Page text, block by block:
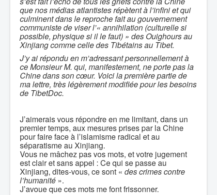
que nos médias atlantistes répètent à l’infini et qui
culminent dans le reproche fait au gouvernement
communiste de viser l’« annihilation (culturelle si
possible, physique si il le faut) » des Ouighours au
Xinjiang comme celle des Tibétains au Tibet.
J’y ai répondu en m’adressant personnellement à
ce Monsieur M. qui, manifestement, ne porte pas la
Chine dans son cœur. Voici la première partie de
ma lettre, très légèrement modifiée pour les besoins
de TibetDoc.
J’aimerais vous répondre en me limitant, dans un
premier temps, aux mesures prises par la Chine
pour faire face à l’islamisme radical et au
séparatisme au Xinjiang.
Vous ne mâchez pas vos mots, et votre jugement
est clair et sans appel : Ce qui se passe au
Xinjiang, dites-vous, ce sont « des crimes contre
l’humanité ».
J’avoue que ces mots me font frissonner.